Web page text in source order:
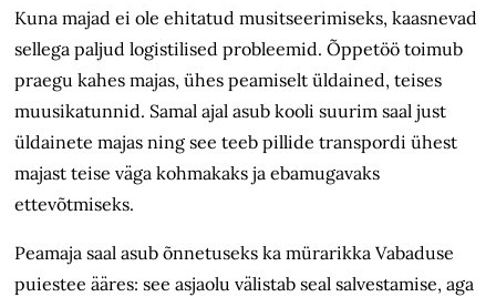
Kuna majad ei ole ehitatud musitseerimiseks, kaasnevad
sellega paljud logistilised probleemid. Õppetöö toimub
praegu kahes majas, ühes peamiselt üldained, teises
muusikatunnid. Samal ajal asub kooli suurim saal just
üldainete majas ning see teeb pillide transpordi ühest
majast teise väga kohmakaks ja ebamugavaks
ettevõtmiseks.
Peamaja saal asub õnnetuseks ka mürarikka Vabaduse
puiestee ääres: see asjaolu välistab seal salvestamise, aga